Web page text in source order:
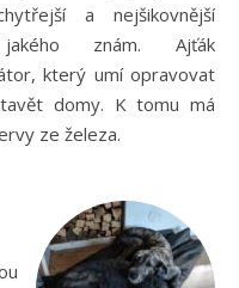
a nejšikovnější
znám. Ajťák
který umí opravovat
domy. K tomu má
ze železa.